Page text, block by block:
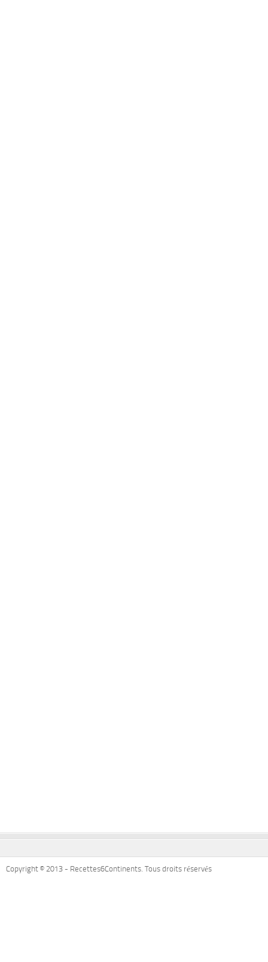
Copyright © 2013 - Recettes6Continents. Tous droits réservés